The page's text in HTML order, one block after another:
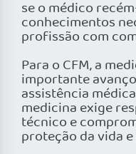
se o médico
conhecimentos
profissão com
Para o CFM, a
importante
assistência
medicina exige
técnico e
proteção da vida